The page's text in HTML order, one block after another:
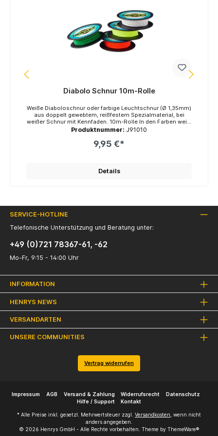
Diabolo Schnur 10m-Rolle
Weiße Diaboloschnur oder farbige Leuchtschnur (Ø 1,35mm)
aus doppelt gewebtem, reißfestem Spezialmaterial, bei
weißer Schnur mit Kennfaden. 10m-Rolle In den Farben weiß,
gelb und rot. Marke: Henrys
Produktnummer: J91010
9,95 €*
Details
SERVICE-HOTLINE
Telefonische Unterstützung und Beratung unter:
+49 (0)721 78367-61, -62
Mo-Fr, 9:15 - 14:00 Uhr
INFORMATION
HENRYS NEWS
VERSANDARTEN
UNSERE COMMUNITIES
Vertrag widerrufen
Impressum AGB Versand & Zahlung Widerrufsrecht
Datenschutz
Hilfe / Support
Kontakt
* Alle Preise inkl. gesetzl. Mehrwertsteuer zzgl. Versandkosten, wenn nicht
anders angegeben.
© 2026 Henrys GmbH - Alle Rechte vorbehalten. Theme by ThemeWare®